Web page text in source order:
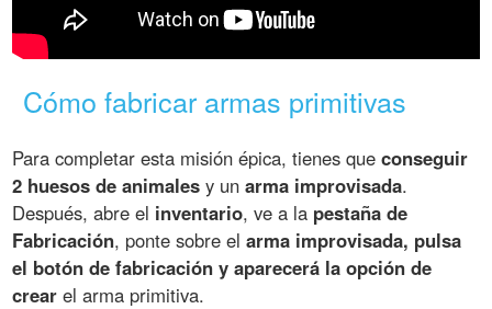
Cómo fabricar armas primitivas
Para completar esta misión épica, tienes queconseguir
2 huesos de animales y unarma improvisada.
Después, abre el inventario, ve a la pestaña de
Fabricación, ponte sobre elarma improvisada, pulsa
el botón de fabricación y aparecerá la opción de
crear el arma primitiva.